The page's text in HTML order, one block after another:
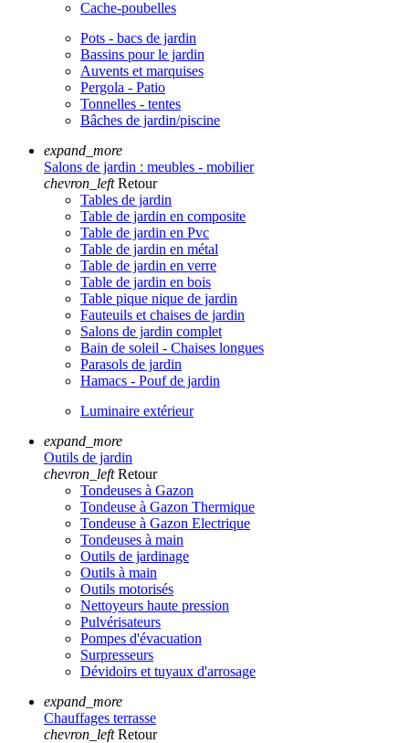
Cache-poubelles
Pots - bacs de jardin
Bassins pour le jardin
Auvents et marquises
Pergola - Patio
Tonnelles - tentes
Bâches de jardin/piscine
expand_more
Salons de jardin : meubles - mobilier
chevron_left Retour
Tables de jardin
Table de jardin en composite
Table de jardin en Pvc
Table de jardin en métal
Table de jardin en verre
Table de jardin en bois
Table pique nique de jardin
Fauteuils et chaises de jardin
Salons de jardin complet
Bain de soleil - Chaises longues
Parasols de jardin
Hamacs - Pouf de jardin
Luminaire extérieur
expand_more
Outils de jardin
chevron_left Retour
Tondeuses à Gazon
Tondeuse à Gazon Thermique
Tondeuse à Gazon Electrique
Tondeuses à main
Outils de jardinage
Outils à main
Outils motorisés
Nettoyeurs haute pression
Pulvérisateurs
Pompes d'évacuation
Surpresseurs
Dévidoirs et tuyaux d'arrosage
expand_more
Chauffages terrasse
chevron_left Retour